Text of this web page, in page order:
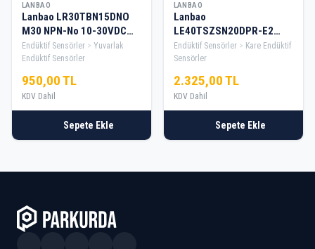
LANBAO
Lanbao LR30TBN15DNO
M30 NPN-No 10-30VDC
Endüktif Sensör
Endüktif Sensörler
Yuvarlak
Endüktif Sensörler
950,00 TL
KDV Dahil
Sepete Ekle
LANBAO
Lanbao
LE40TSZSN20DPR-E2
Kare Tip M12 Pnp No+Nc
Endüktif Sensör
Endüktif Sensörler
Kare Endüktif
Sensörler
2.325,00 TL
KDV Dahil
Sepete Ekle